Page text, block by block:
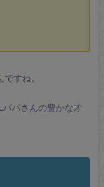
すね。
パさんの豊かな才